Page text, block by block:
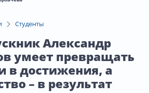
Студенты
Александр
умеет превращать
в достижения, а
– в результат